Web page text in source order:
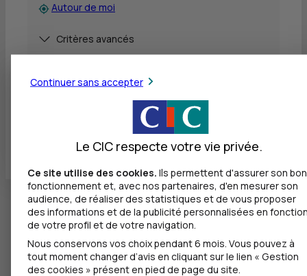
Autour de moi
Afficher
Critères avancés
Continuer sans accepter
Le CIC respecte votre vie privée.
Ce site utilise des cookies. Ils permettent d'assurer son bon
fonctionnement et, avec nos partenaires, d'en mesurer son
audience, de réaliser des statistiques et de vous proposer
des informations et de la publicité personnalisées en
de votre profil et de votre navigation.
Nous conservons vos choix pendant 6 mois. Vous pouvez à
tout moment changer d’avis en cliquant sur le lien « Gestion
des cookies » présent en pied de page du site.